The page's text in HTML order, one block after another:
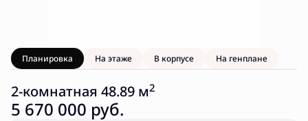
Планировка На этаже В корпусе На генплане
2-комнатная 48.89 м2
5 670 000 руб.